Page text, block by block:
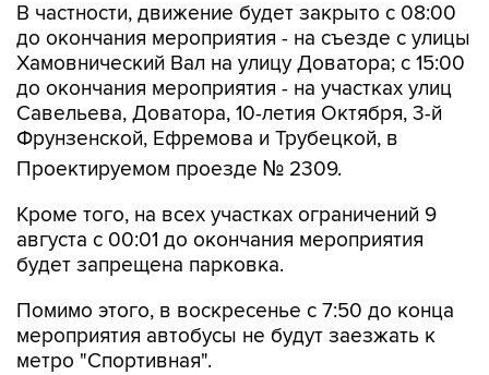
В частности, движение будет закрыто с 08:00
до окончания мероприятия - на съезде с улицы
Хамовнический Вал на улицу Доватора; с 15:00
до окончания мероприятия - на участках улиц
Савельева, Доватора, 10-летия Октября, 3-й
Фрунзенской, Ефремова и Трубецкой, в
Проектируемом проезде № 2309.
Кроме того, на всех участках ограничений 9
августа с 00:01 до окончания мероприятия
будет запрещена парковка.
Помимо этого, в воскресенье с 7:50 до конца
мероприятия автобусы не будут заезжать к
метро "Спортивная".